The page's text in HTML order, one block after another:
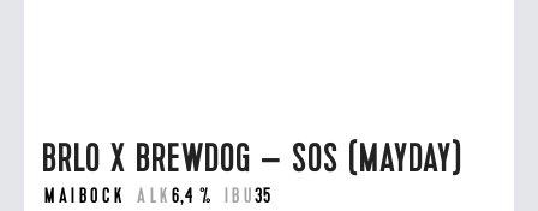
BRLO X BREWDOG – SOS (MAYDAY)
MAIBOCK ALK6,4 % IBU35